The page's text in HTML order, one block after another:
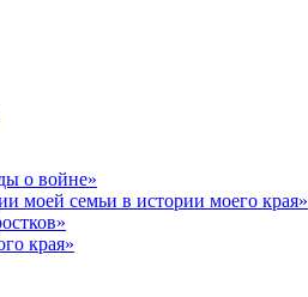
о войне»
моей семьи в истории моего края»
края»